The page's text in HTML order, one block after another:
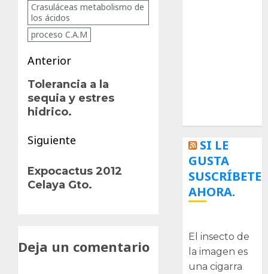
Crasuláceas metabolismo de
los ácidos
proceso C.A.M
Navegación
de
entradas
Anterior
Entrada
anterior:
Tolerancia a la
sequia y estres
hidrico.
Siguiente
entrada:
Expocactus 2012
Celaya Gto.
Deja un comentario
SI LE
GUSTA
SUSCRÍBETE
AHORA.
El insecto de
la imagen es
una cigarra